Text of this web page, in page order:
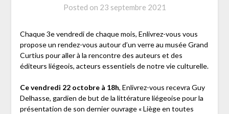
Posted on 23 septembre 2021
Chaque 3e vendredi de chaque mois, Enlivrez-vous vous
propose un rendez-vous autour d’un verre au musée Grand
Curtius pour aller à la rencontre des auteurs et des
éditeurs liégeois, acteurs essentiels de notre vie culturelle.
Ce vendredi 22 octobre à 18h, Enlivrez-vous recevra Guy
Delhasse, gardien de but de la littérature liégeoise pour la
présentation de son dernier ouvrage « Liège en toutes